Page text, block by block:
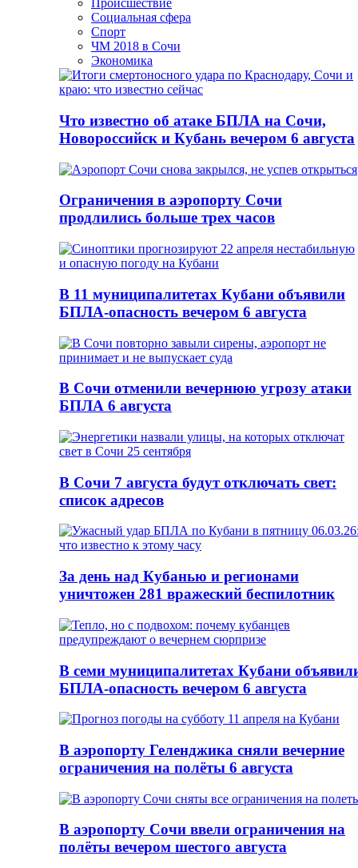
Происшествие
Социальная сфера
Спорт
ЧМ 2018 в Сочи
Экономика
Что известно об атаке БПЛА на Сочи,
Новороссийск и Кубань вечером 6 августа
Ограничения в аэропорту Сочи
продлились больше трех часов
В 11 муниципалитетах Кубани объявили
БПЛА-опасность вечером 6 августа
В Сочи отменили вечернюю угрозу атаки
БПЛА 6 августа
В Сочи 7 августа будут отключать свет:
список адресов
За день над Кубанью и регионами
уничтожен 281 вражеский беспилотник
В семи муниципалитетах Кубани
БПЛА-опасность вечером 6 августа
В аэропорту Геленджика сняли вечерние
ограничения на полёты 6 августа
В аэропорту Сочи ввели ограничения на
полёты вечером шестого августа